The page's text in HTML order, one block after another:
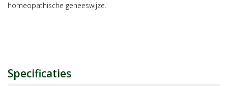
homeopathische geneeswijze.
Specificaties